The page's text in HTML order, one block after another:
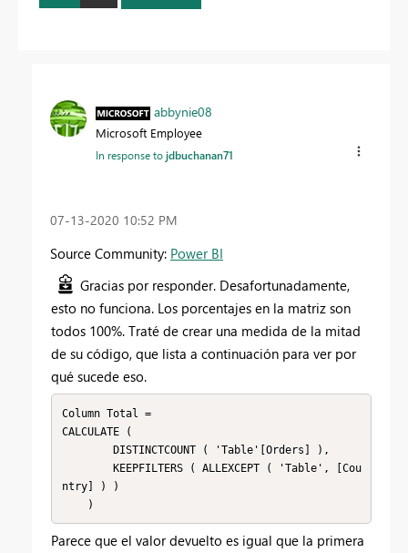
abbynie08
Microsoft Employee
In response tojdbuchanan71
‎07-13-2020 10:52 PM
Source Community: Power BI
Gracias por responder. Desafortunadamente,
esto no funciona. Los porcentajes en la matriz son
todos 100%. Traté de crear una medida de la mitad
de su código, que lista a continuación para ver por
qué sucede eso.
Column Total =
CALCULATE (
ntry] ) )
    )
Parece que el valor devuelto es igual que la primera